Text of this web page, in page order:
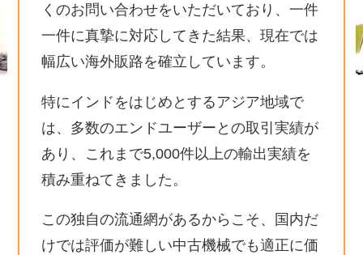
くのお問い合わせをいただいており、一件
一件に真摯に対応してきた結果、現在では
幅広い海外販路を確立しています。
特にインドをはじめとするアジア地域で
は、多数のエンドユーザーとの取引実績が
あり、これまで5,000件以上の輸出実績を
積み重ねてきました。
この独自の流通網があるからこそ、国内だ
けでは評価が難しい中古機械でも適正に価